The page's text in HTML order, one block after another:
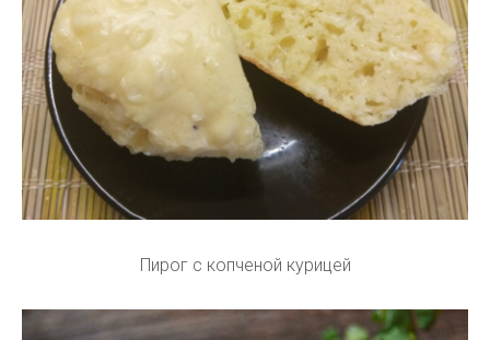
Пирог с копченой курицей